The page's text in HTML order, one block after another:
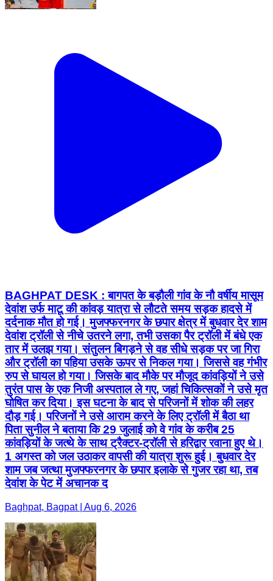
BAGHPAT DESK : बागपत के बड़ौली गांव के नौ वर्षीय मासूम
देवांश उर्फ माटू की कांवड़ यात्रा से लौटते समय सड़क हादसे में
दर्दनाक मौत हो गई। मुजफ्फरनगर के छपार क्षेत्र में बुधवार देर शाम
देवांश ट्रॉली से नीचे उतरने लगा, तभी उसका पैर ट्रॉली में बंधे एक
तार में उलझ गया। संतुलन बिगड़ने से वह सीधे सड़क पर जा गिरा
और ट्रॉली का पहिया उसके ऊपर से निकल गया। जिससे वह गंभीर
रुप से घायल हो गया। जिसके बाद मौके पर मौजूद कांवड़ियों ने उसे
तुरंत पास के एक निजी अस्पताल ले गए, जहां चिकित्सकों ने उसे मृत
घोषित कर दिया। इस घटना के बाद से परिजनों में शोक की लहर
दौड़ गई। परिजनों ने उसे आराम करने के लिए ट्रॉली में बैठा था
पिता सुनील ने बताया कि 29 जुलाई को वे गांव के करीब 25
कांवड़ियों के जत्थे के साथ ट्रैक्टर-ट्रॉली से हरिद्वार रवाना हुए थे।
1 अगस्त को जल उठाकर वापसी की यात्रा शुरू हुई। बुधवार देर
शाम जब जत्था मुजफ्फरनगर के छपार इलाके से गुजर रहा था, तब
देवांश के पेट में अचानक द
Baghpat, Bagpat | Aug 6, 2026